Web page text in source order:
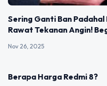
Sering Ganti Ban Padahal
Rawat Tekanan Angin!
Nov 26, 2025
Berapa Harga Redmi 8?